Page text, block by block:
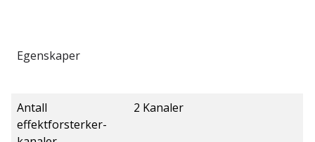
Egenskaper
Antall
effektforsterker-
2 Kanaler